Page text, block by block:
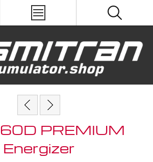
PREMIUM
Energizer